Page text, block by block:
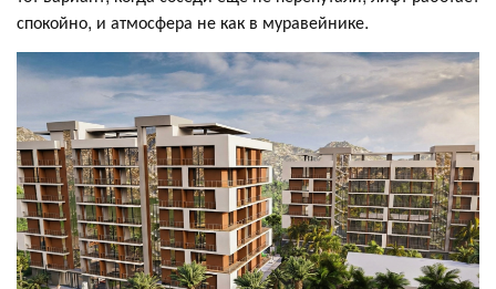
спокойно, и атмосфера не как в муравейнике.